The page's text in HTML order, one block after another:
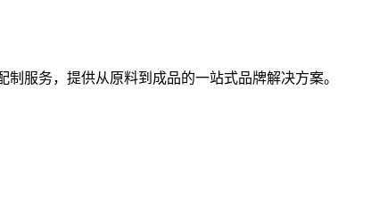
服务，提供从原料到成品的一站式品牌解决方案。